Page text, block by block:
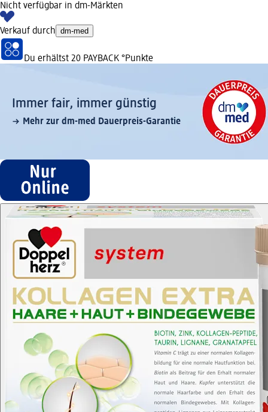
Nicht verfügbar in dm-Märkten
Verkauf durch dm-med
Du erhältst 20 PAYBACK °Punkte
Immer fair,­ immer günstig
Mehr zur dm-med Dauerpreis-Garantie